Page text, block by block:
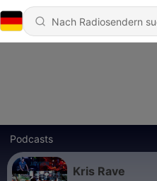
Podcasts
Kris Rave